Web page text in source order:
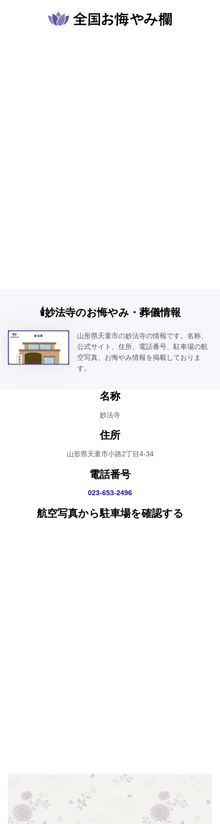
🕯️妙法寺のお悔やみ・葬儀情報
山形県天童市の妙法寺の情報です。名称、
公式サイト、住所、電話番号、駐車場の航
空写真、お悔やみ情報を掲載しておりま
す。
名称
妙法寺
住所
山形県天童市小路2丁目4-34
電話番号
023-653-2496
航空写真から駐車場を確認する